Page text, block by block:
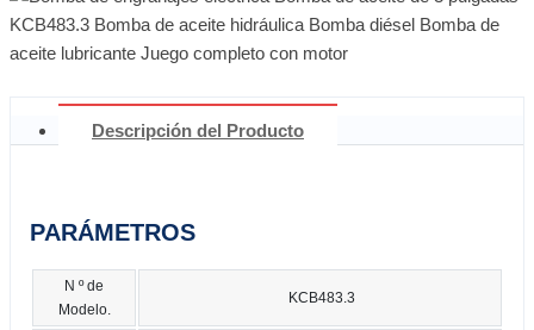
Descripción del Producto
PARÁMETROS
N º de
Modelo.
KCB483.3